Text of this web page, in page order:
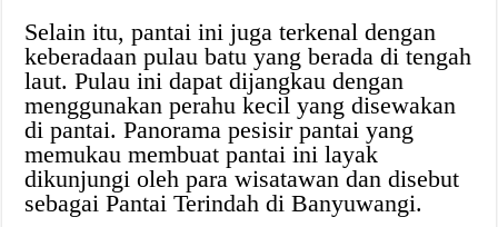
Selain itu, pantai ini juga terkenal dengan
keberadaan pulau batu yang berada di tengah
laut. Pulau ini dapat dijangkau dengan
menggunakan perahu kecil yang disewakan
di pantai. Panorama pesisir pantai yang
memukau membuat pantai ini layak
dikunjungi oleh para wisatawan dan disebut
sebagai Pantai Terindah di Banyuwangi.